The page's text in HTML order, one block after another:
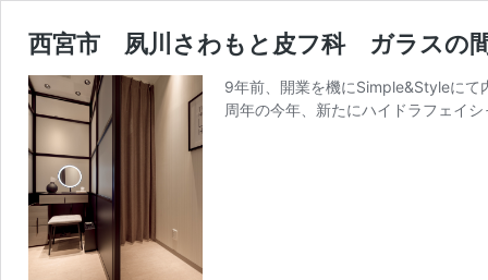
西宮市 夙川さわもと皮フ科 ガラスの
9年前、開業を機にSimple&Styleにて
周年の今年、新たにハイドラフェイ